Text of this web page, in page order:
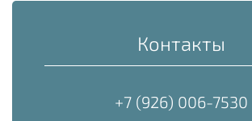
Контакты
+7 (926) 006-7530